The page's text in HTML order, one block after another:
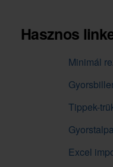
Hasznos
Minimál
Tippek-
Excel